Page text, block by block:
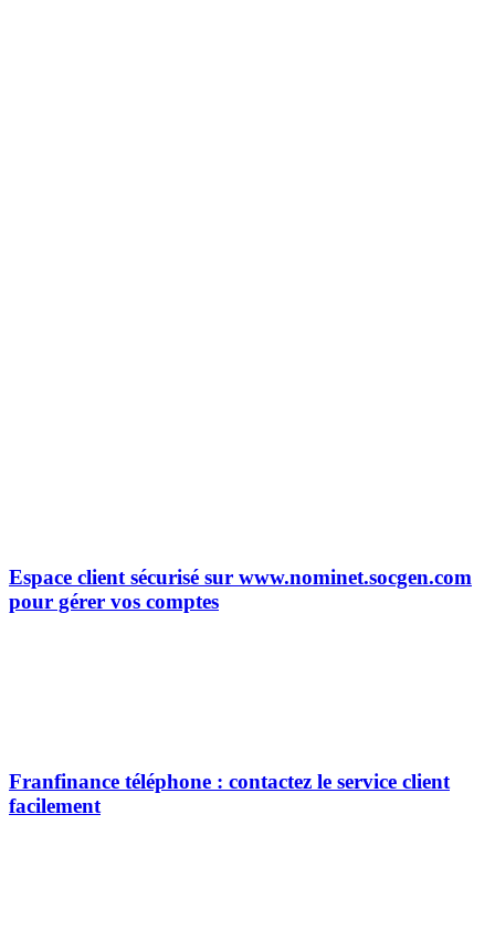
Espace client sécurisé sur www.nominet.socgen.com
pour gérer vos comptes
Franfinance téléphone : contactez le service client
facilement